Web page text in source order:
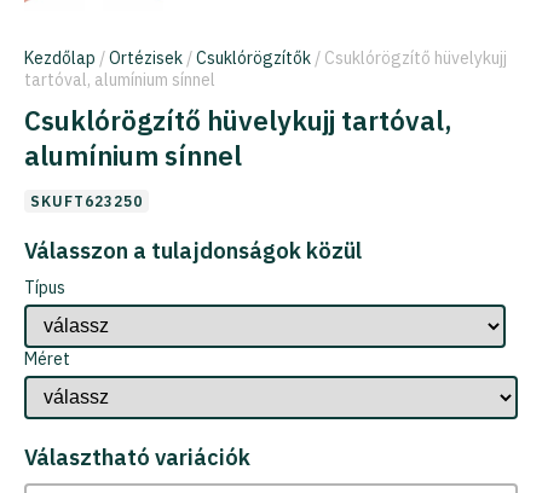
Kezdőlap /Ortézisek /Csuklórögzítők / Csuklórögzítő hüvelykujj
tartóval, alumínium sínnel
Csuklórögzítő hüvelykujj tartóval,
alumínium sínnel
SKUFT623250
Válasszon a tulajdonságok közül
Típus
Méret
Választható variációk